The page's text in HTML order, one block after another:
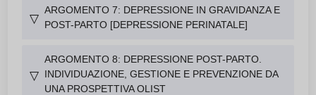
▽
ARGOMENTO 7: DEPRESSIONE IN GRAVIDANZA E
POST-PARTO [DEPRESSIONE PERINATALE]
▽
ARGOMENTO 8: DEPRESSIONE POST-PARTO.
INDIVIDUAZIONE, GESTIONE E PREVENZIONE DA
UNA PROSPETTIVA OLIST